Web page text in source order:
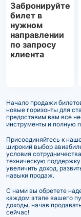
Забронируйте
билет в
нужном
направлении
по запросу
клиента
Начало продажи
новые горизонты для
предоставим вам все
инструменты и полную
Присоединяйтесь к
широкий выбор
условия
техническую
увеличить доход,
навыки продаж.
С нами вы обретете
каждом этапе вашего
доходы, начав
сейчас!